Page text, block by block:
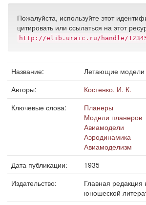
Пожалуйста, используйте этот
цитировать или ссылаться на этот
http://elib.uraic.ru/handle/
Название:
Летающие модели
Авторы:
Костенко, И. К.
Ключевые слова:
Планеры
Модели планеров
Авиамодели
Аэродинамика
Авиамоделизм
Дата публикации:
1935
Издательство:
Главная
юношеской